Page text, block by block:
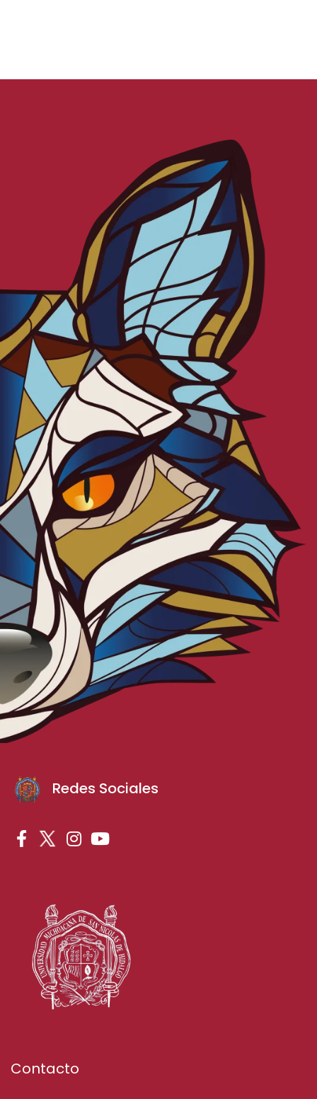
Redes Sociales
Contacto